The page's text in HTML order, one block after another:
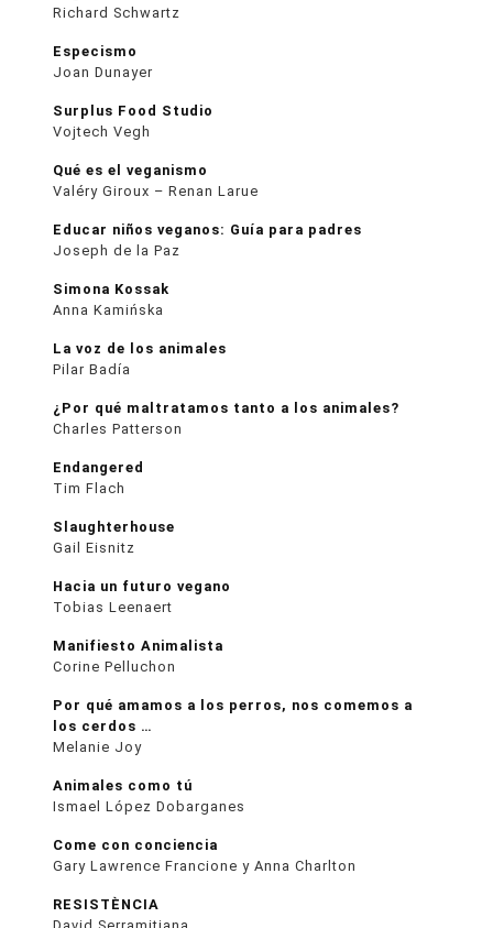
Richard Schwartz
Especismo
Joan Dunayer
Surplus Food Studio
Vojtech Vegh
Qué es el veganismo
Valéry Giroux – Renan Larue
Educar niños veganos: Guía para padres
Joseph de la Paz
Simona Kossak
Anna Kamińska
La voz de los animales
Pilar Badía
¿Por qué maltratamos tanto a los animales?
Charles Patterson
Endangered
Tim Flach
Slaughterhouse
Gail Eisnitz
Hacia un futuro vegano
Tobias Leenaert
Manifiesto Animalista
Corine Pelluchon
Por qué amamos a los perros, nos comemos a
los cerdos …
Melanie Joy
Animales como tú
Ismael López Dobarganes
Come con conciencia
Gary Lawrence Francione y Anna Charlton
RESISTÈNCIA